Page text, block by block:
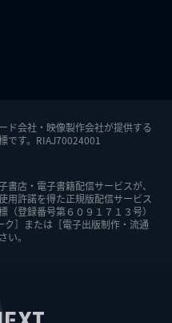
ド会社・映像製作会社が提供する
です。RIAJ70024001
書店・電子書籍配信サービスが、
用許諾を得た正規版配信サービス
（登録番号第６０９１７１３号）
ク］または［電子出版制作・流通
い。